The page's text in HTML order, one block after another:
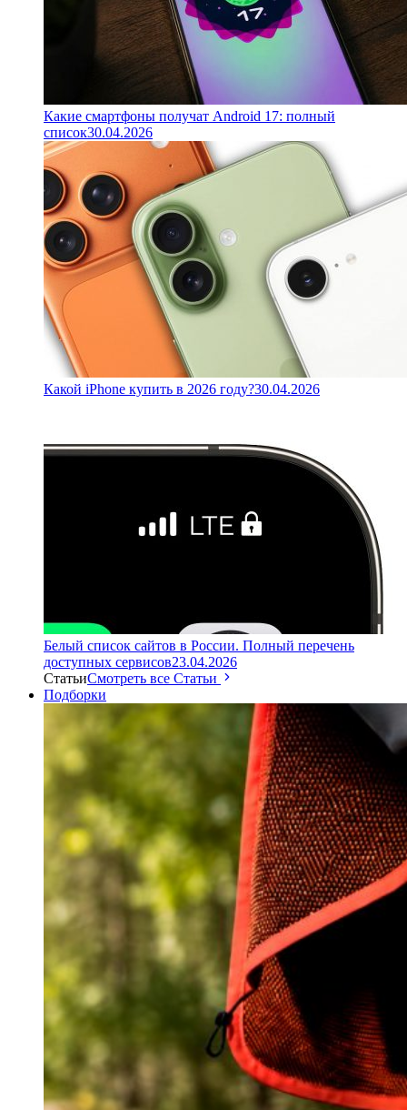
Какие смартфоны получат Android 17: полный
список30.04.2026
Какой iPhone купить в 2026 году?30.04.2026
Белый список сайтов в России. Полный перечень
доступных сервисов23.04.2026
СтатьиСмотреть все Статьи
Подборки